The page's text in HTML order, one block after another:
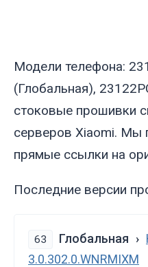
Модели телефона:
(Глобальная),
стоковые прошивки
серверов Xiaomi. Мы
прямые ссылки на
Последние версии
63 Глобальная
3.0.302.0.WNRMIXM